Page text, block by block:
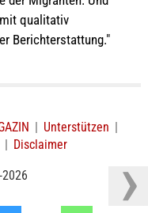
qualitativ
Berichterstattung."
| Unterstützen |
| Disclaimer